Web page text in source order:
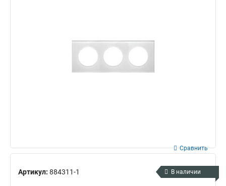
Артикул: 884311-1
Сравнить
В наличии